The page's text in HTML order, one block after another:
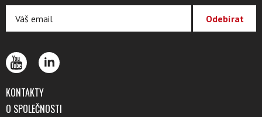
KONTAKTY
O SPOLEČNOSTI